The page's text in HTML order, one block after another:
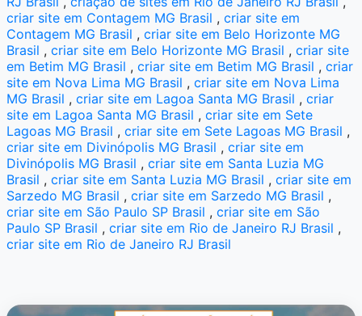
criar site em Contagem MG Brasil ,criar site em
Contagem MG Brasil ,criar site em Belo Horizonte MG
Brasil ,criar site em Belo Horizonte MG Brasil ,criar site
em Betim MG Brasil ,criar site em Betim MG Brasil ,criar
site em Nova Lima MG Brasil ,criar site em Nova Lima
MG Brasil ,criar site em Lagoa Santa MG Brasil ,criar
site em Lagoa Santa MG Brasil ,criar site em Sete
Lagoas MG Brasil ,criar site em Sete Lagoas MG Brasil ,
criar site em Divinópolis MG Brasil ,criar site em
Divinópolis MG Brasil ,criar site em Santa Luzia MG
Brasil ,criar site em Santa Luzia MG Brasil ,criar site em
Sarzedo MG Brasil ,criar site em Sarzedo MG Brasil ,
criar site em São Paulo SP Brasil ,criar site em São
Paulo SP Brasil ,criar site em Rio de Janeiro RJ Brasil ,
criar site em Rio de Janeiro RJ Brasil